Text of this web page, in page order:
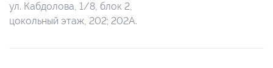
ул. Кабдолова, 1/8, блок 2,
цокольный этаж, 202; 202А.